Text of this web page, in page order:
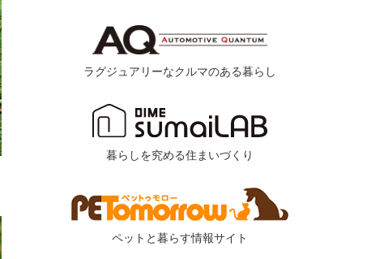
ラグジュアリーなクルマのある暮らし
暮らしを究める住まいづくり
ペットと暮らす情報サイト